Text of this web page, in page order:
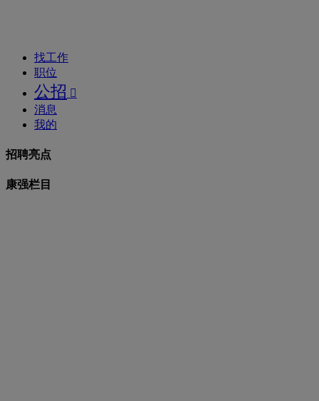
找工作
职位
公招 
消息
我的
招聘亮点
康强栏目